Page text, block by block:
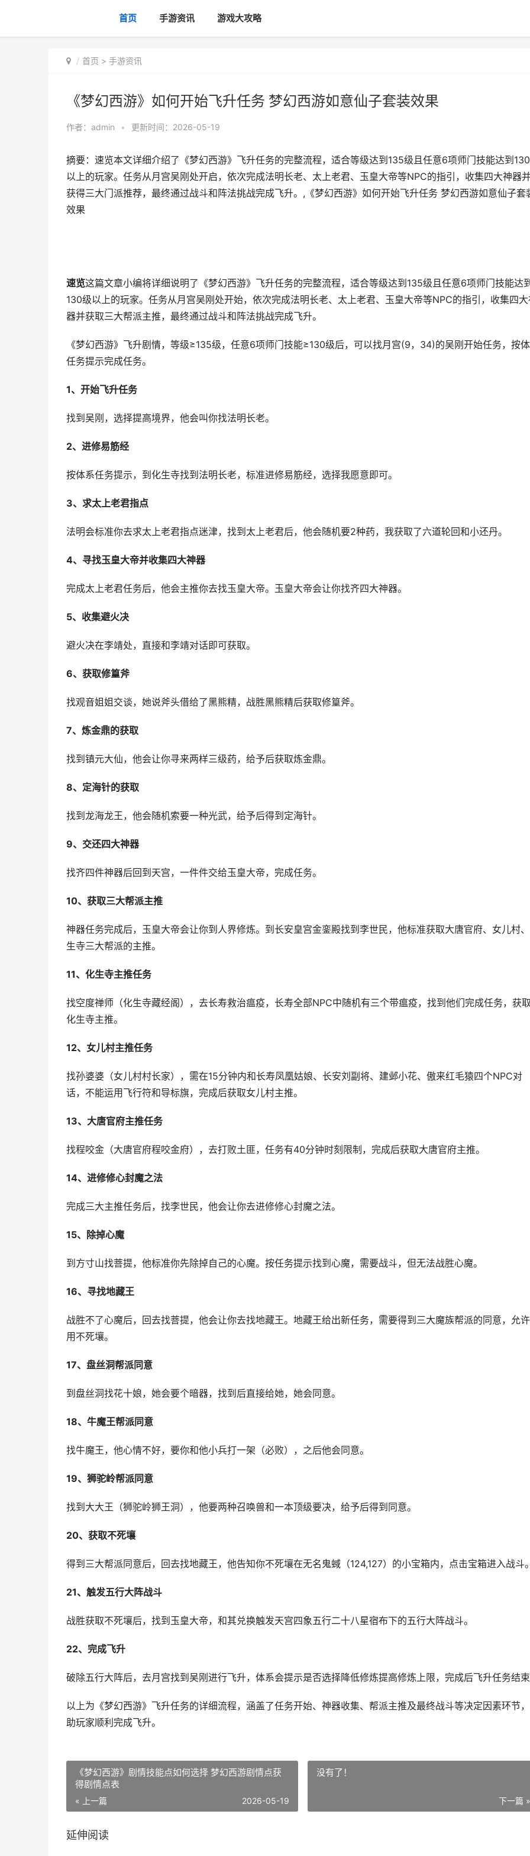
首页 手游资讯 游戏大攻略
首页 > 手游资讯
《梦幻西游》如何开始飞升任务 梦幻西游如意仙子套装效果
作者： admin • 更新时间：2026-05-19
摘要：速览本文详细介绍了《梦幻西游》飞升任务的完整流程，适合等级达到135级且任意6项师门技能达到
以上的玩家。任务从月宫吴刚处开启，依次完成法明长老、太上老君、玉皇大帝等NPC的指引，收集四大神器
获得三大门派推荐，最终通过战斗和阵法挑战完成飞升。,《梦幻西游》如何开始飞升任务 梦幻西游如意仙子套
效果
速览这篇文章小编将详细说明了《梦幻西游》飞升任务的完整流程，适合等级达到135级且任意6项师门技能达
130级以上的玩家。任务从月宫吴刚处开始，依次完成法明长老、太上老君、玉皇大帝等NPC的指引，收集四
器并获取三大帮派主推，最终通过战斗和阵法挑战完成飞升。
《梦幻西游》飞升剧情，等级≥135级，任意6项师门技能≥130级后，可以找月宫(9，34)的吴刚开始任务，按
任务提示完成任务。
1、开始飞升任务
找到吴刚，选择提高境界，他会叫你找法明长老。
2、进修易筋经
按体系任务提示，到化生寺找到法明长老，标准进修易筋经，选择我愿意即可。
3、求太上老君指点
法明会标准你去求太上老君指点迷津，找到太上老君后，他会随机要2种药，我获取了六道轮回和小还丹。
4、寻找玉皇大帝并收集四大神器
完成太上老君任务后，他会主推你去找玉皇大帝。玉皇大帝会让你找齐四大神器。
5、收集避火决
避火决在李靖处，直接和李靖对话即可获取。
6、获取修篁斧
找观音姐姐交谈，她说斧头借给了黑熊精，战胜黑熊精后获取修篁斧。
7、炼金鼎的获取
找到镇元大仙，他会让你寻来两样三级药，给予后获取炼金鼎。
8、定海针的获取
找到龙海龙王，他会随机索要一种光武，给予后得到定海针。
9、交还四大神器
找齐四件神器后回到天宫，一件件交给玉皇大帝，完成任务。
10、获取三大帮派主推
神器任务完成后，玉皇大帝会让你到人界修炼。到长安皇宫金銮殿找到李世民，他标准获取大唐官府、女儿村
生寺三大帮派的主推。
11、化生寺主推任务
找空度禅师（化生寺藏经阁），去长寿救治瘟疫，长寿全部NPC中随机有三个带瘟疫，找到他们完成任务，获
化生寺主推。
12、女儿村主推任务
找孙婆婆（女儿村村长家），需在15分钟内和长寿凤凰姑娘、长安刘副将、建邺小花、傲来红毛猿四个NPC对
话，不能运用飞行符和导标旗，完成后获取女儿村主推。
13、大唐官府主推任务
找程咬金（大唐官府程咬金府），去打败土匪，任务有40分钟时刻限制，完成后获取大唐官府主推。
14、进修修心封魔之法
完成三大主推任务后，找李世民，他会让你去进修修心封魔之法。
15、除掉心魔
到方寸山找菩提，他标准你先除掉自己的心魔。按任务提示找到心魔，需要战斗，但无法战胜心魔。
16、寻找地藏王
战胜不了心魔后，回去找菩提，他会让你去找地藏王。地藏王给出新任务，需要得到三大魔族帮派的同意，允
用不死壤。
17、盘丝洞帮派同意
到盘丝洞找花十娘，她会要个暗器，找到后直接给她，她会同意。
18、牛魔王帮派同意
找牛魔王，他心情不好，要你和他小兵打一架（必败），之后他会同意。
19、狮驼岭帮派同意
找到大大王（狮驼岭狮王洞），他要两种召唤兽和一本顶级要决，给予后得到同意。
20、获取不死壤
得到三大帮派同意后，回去找地藏王，他告知你不死壤在无名鬼蜮（124,127）的小宝箱内，点击宝箱进入战斗
21、触发五行大阵战斗
战胜获取不死壤后，找到玉皇大帝，和其兑换触发天宫四象五行二十八星宿布下的五行大阵战斗。
22、完成飞升
破除五行大阵后，去月宫找到吴刚进行飞升，体系会提示是否选择降低修炼提高修炼上限，完成后飞升任务结
以上为《梦幻西游》飞升任务的详细流程，涵盖了任务开始、神器收集、帮派主推及最终战斗等决定因素环节
助玩家顺利完成飞升。
《梦幻西游》剧情技能点如何选择 梦幻西游剧情点获
得剧情点表
« 上一篇 2026-05-19
没有了！
下一篇 »
延伸阅读